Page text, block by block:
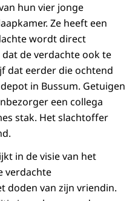
hun vier jonge
Ze heeft een
wordt direct
de verdachte ook te
dat eerder die ochtend
in Bussum. Getuigen
een collega
stak. Het slachtoffer
in de visie van het
verdachte
doden van zijn vriendin.